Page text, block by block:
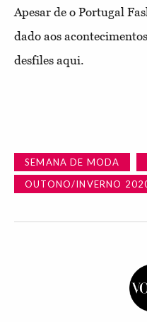
Apesar de o Portugal
dado aos
desfiles aqui.
SEMANA DE MODA
OUTONO/INVERNO